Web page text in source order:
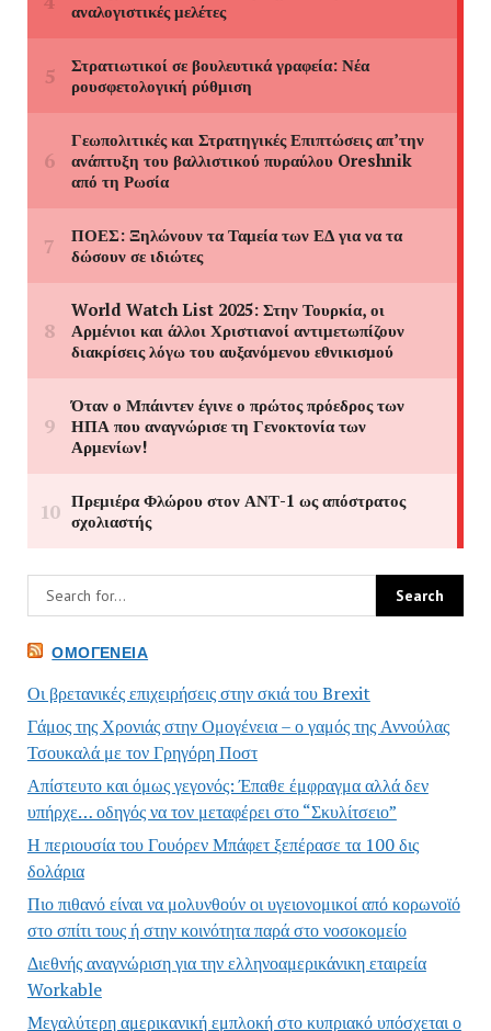
ΟΜΟΓΈΝΕΙΑ
Οι βρετανικές επιχειρήσεις στην σκιά του Brexit
Γάμος της Χρονιάς στην Ομογένεια – ο γαμός της Αννούλας
Τσουκαλά με τον Γρηγόρη Ποστ
Απίστευτο και όμως γεγονός: Έπαθε έμφραγμα αλλά δεν
υπήρχε… οδηγός να τον μεταφέρει στο “Σκυλίτσειο”
Η περιουσία του Γουόρεν Μπάφετ ξεπέρασε τα 100 δις
δολάρια
Πιο πιθανό είναι να μολυνθούν οι υγειονομικοί από κορωνοϊό
στο σπίτι τους ή στην κοινότητα παρά στο νοσοκομείο
Διεθνής αναγνώριση για την ελληνοαμερικάνικη εταιρεία
Workable
Μεγαλύτερη αμερικανική εμπλοκή στο κυπριακό υπόσχεται ο